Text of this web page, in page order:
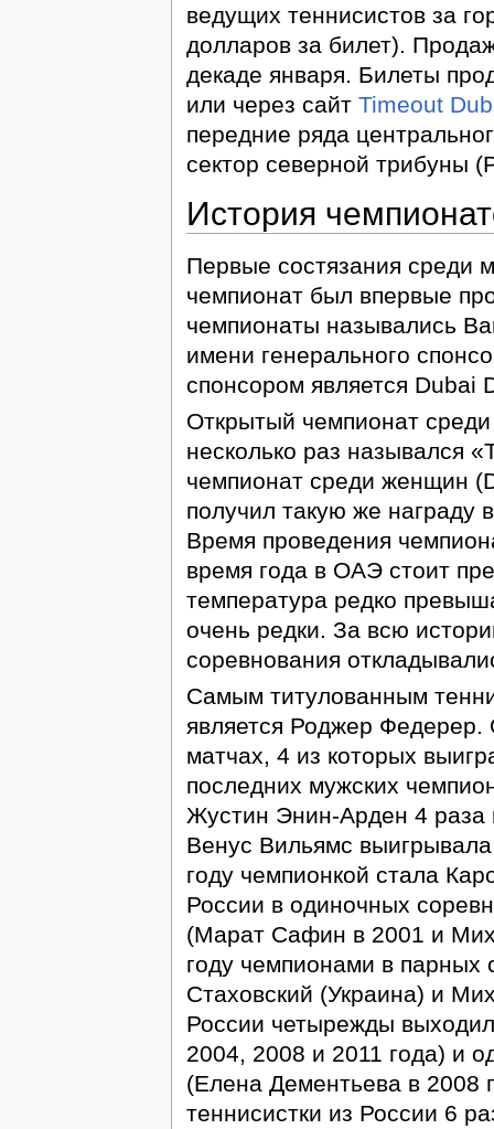
ведущих теннисистов за
долларов за билет).
декаде января. Билеты
или через сайт Timeout
передние ряда
сектор северной трибуны
История
Первые состязания среди
чемпионат был впервые
чемпионаты назывались
имени генерального
спонсором является Dubai
Открытый чемпионат
несколько раз назывался
чемпионат среди женщин
получил такую же награду
Время проведения
время года в ОАЭ стоит
температура редко
очень редки. За всю
соревнования
Самым титулованным
является Роджер
матчах, 4 из которых
последних мужских
Жустин Энин-Арден 4 раза
Венус Вильямс
году чемпионкой стала
России в одиночных
(Марат Сафин в 2001 и
году чемпионами в парных
Стаховский (Украина) и
России четырежды
2004, 2008 и 2011 года) и
(Елена Дементьева в 2008
теннисистки из России 6